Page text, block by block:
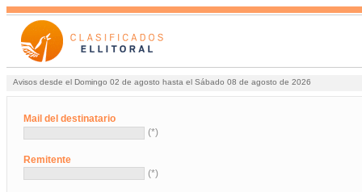
Avisos desde el Domingo 02 de agosto hasta el Sábado 08 de agosto de 2026
Mail del destinatario
(*)
Remitente
(*)